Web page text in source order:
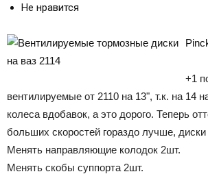
Не нравится
+1
вентилируемые от 2110 на 13", т.к. на 14
колеса вдобавок, а это дорого. Теперь
больших скоростей гораздо лучше, диски
Менять направляющие колодок 2шт.
Менять скобы суппорта 2шт.